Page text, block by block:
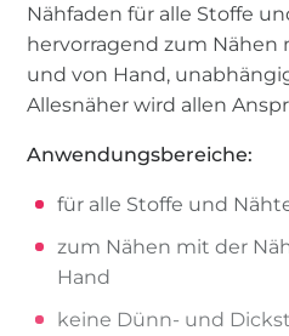
Nähfaden für alle Stoffe
hervorragend zum Nähen
und von Hand,
Allesnäher wird allen
Anwendungsbereiche:
für alle Stoffe und
zum Nähen mit der
Hand
keine Dünn- und